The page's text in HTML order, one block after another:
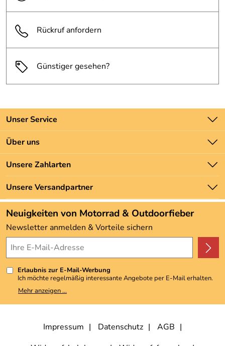
Rückruf anfordern
Günstiger gesehen?
Unser Service
Kontakt
Batteriegesetz
Newsletter
Zahlung und Versand
Über uns
Unsere Bestseller
Marken
Neu
Angebote
Kundenbewertungen (3.493)
4,9/5*****
Unsere Zahlarten
Unsere Versandpartner
Neuigkeiten von Motorrad & Outdoorfieber
Newsletter anmelden & Vorteile sichern
Erlaubnis zur E-Mail-Werbung
Ich möchte regelmäßig interessante Angebote per E-Mail erhalten.
Meine E-Mail-Adresse wird nicht an andere Unternehmen
weitergegeben. Zu statistischen Zwecken wird in anonymer Form
kann ich jederzeit mit Wirkung für die Zukunft widerrufen, indem ich
den Link "Abmelden" am Ende des Newsletters anklicke. Die
Mehr anzeigen ...
Impressum Datenschutz
AGB